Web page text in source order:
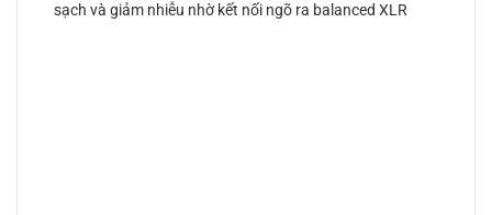
sạch và giảm nhiễu nhờ kết nối ngõ ra balanced XLR